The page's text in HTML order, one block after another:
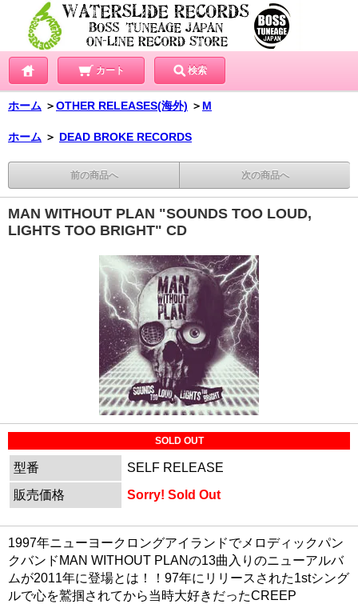
カート 検索
ホーム ＞OTHER RELEASES(海外) ＞ M
ホーム ＞ DEAD BROKE RECORDS
前の商品へ 次の商品へ
MAN WITHOUT PLAN "SOUNDS TOO LOUD,
LIGHTS TOO BRIGHT" CD
SOLD OUT
型番
SELF RELEASE
販売価格
Sorry! Sold Out
1997年ニューヨークロングアイランドでメロディックパン
クバンドMAN WITHOUT PLANの13曲入りのニューアルバ
ムが2011年に登場とは！！97年にリリースされた1stシング
ルで心を鷲掴されてから当時大好きだったCREEP